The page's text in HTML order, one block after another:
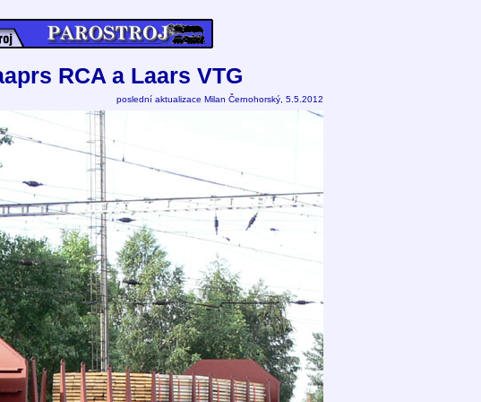
RCA a Laars VTG
poslední aktualizace Milan Černohorský, 5.5.2012